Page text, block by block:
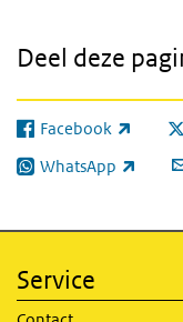
Deel deze
Facebook
(externe link)
WhatsApp
(externe link)
Service